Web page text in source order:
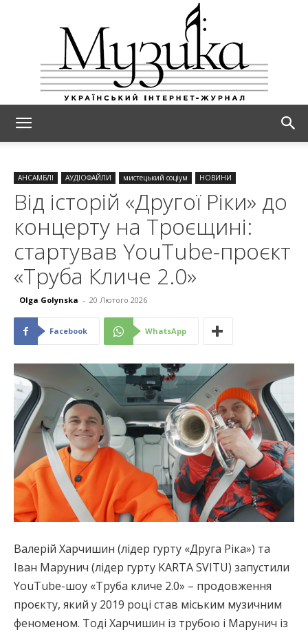
АНСАМБЛІ АУДІОФАЙЛИ мистецький соціум НОВИНИ
Від історій «Другої Ріки» до
концерту на Троєщині:
стартував YouTube-проєкт
«Труба Кличе 2.0»
Olga Golynska - 20 Лютого 2026
Facebook WhatsApp
Валерій Харчишин (лідер гурту «Друга Ріка») та
Іван Марунич (лідер гурту KARTA SVITU) запустили
YouTube-шоу «Труба кличе 2.0» – продовження
проєкту, який у 2019 році став міським музичним
феноменом. Тоді Харчишин із трубою і Марунич із